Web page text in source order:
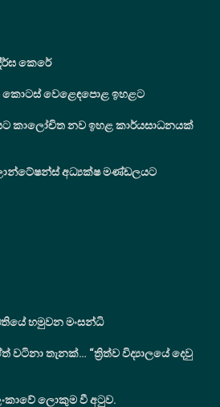
කෙරේ
වෙළෙඳපොළ ඉහළට
කාලෝචිත නව ඉහළ කාර්යසාධනයක්
අධ්‍යක්ෂ මණ්ඩලයට
හමුවන මංසන්ධි
තැනක්… “ත්‍රිත්ව විද්‍යාලයේ දෙවු
ලොකුම වී අටුව.